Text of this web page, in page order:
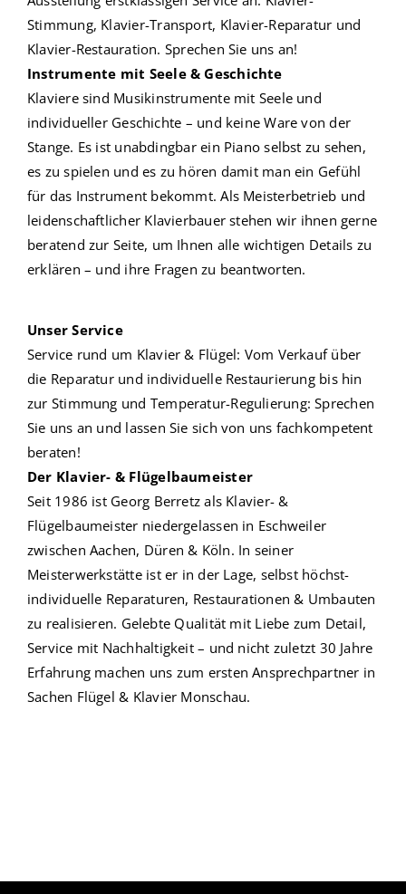
Stimmung, Klavier-Transport, Klavier-Reparatur und
Klavier-Restauration. Sprechen Sie uns an!
Instrumente mit Seele & Geschichte
Klavieresind Musikinstrumentemit Seele und
individueller Geschichte – und keine Ware von der
Stange. Es ist unabdingbar ein Piano selbst zu sehen,
es zu spielen und es zu hören damit man ein Gefühl
für das Instrument bekommt. Als Meisterbetrieb und
leidenschaftlicher Klavierbauerstehen wir ihnen gerne
beratend zur Seite, um Ihnen alle wichtigen Details zu
erklären – und ihre Fragen zu beantworten.
Unser Service
Service rund um Klavier & Flügel: Vom Verkauf über
die Reparatur und individuelle Restaurierung bis hin
zur Stimmung und Temperatur-Regulierung: Sprechen
Sie uns an und lassen Sie sich von uns fachkompetent
beraten!
Der Klavier- & Flügelbaumeister
Seit 1986 ist Georg Berretz als Klavier- &
Flügelbaumeister niedergelassen in Eschweiler
zwischenAachen, Düren & Köln. In seiner
Meisterwerkstätte ist er in der Lage, selbst höchst-
individuelle Reparaturen, Restaurationen & Umbauten
zu realisieren. Gelebte Qualität mit Liebe zum Detail,
Service mit Nachhaltigkeit – und nicht zuletzt 30 Jahre
Erfahrung machen uns zum ersten Ansprechpartner in
Sachen Flügel & Klavier Monschau.